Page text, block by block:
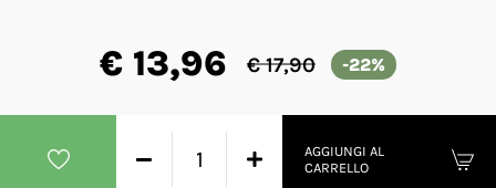
€ 13,96 € 17,90 -22%
AGGIUNGI AL
CARRELLO